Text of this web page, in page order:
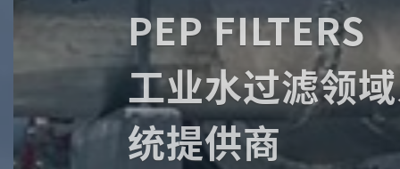
PEP FILTERS
工业水过滤领域系
统提供商